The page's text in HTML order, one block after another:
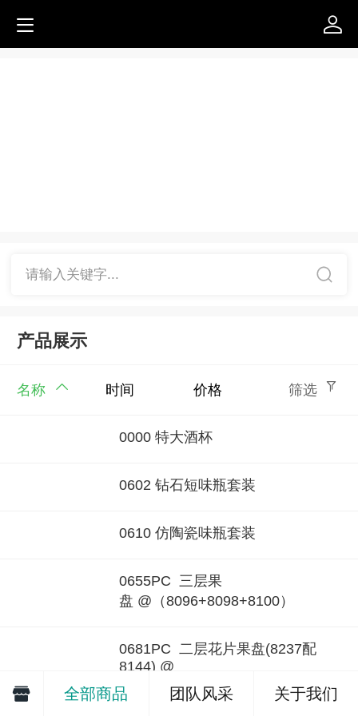
请输入关键字...
产品展示
名称 时间 价格 筛选
0000 特大酒杯
0602 钻石短味瓶套装
0610 仿陶瓷味瓶套装
0655PC 三层果
盘 @（8096+8098+8100）
0681PC 二层花片果盘(8237配
8144) @
全部商品 团队风采 关于我们